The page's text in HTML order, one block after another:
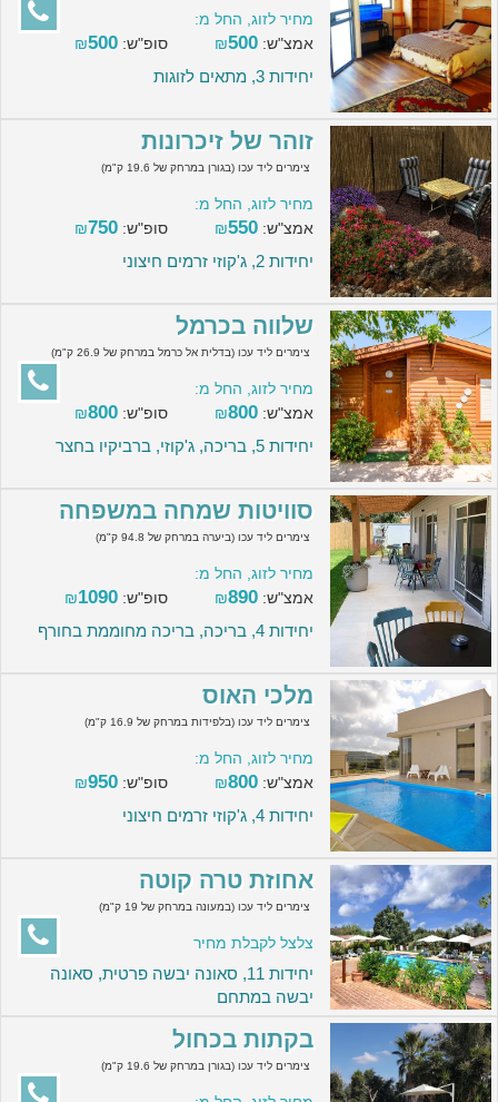
מחיר לזוג, החל מ:
אמצ"ש:
₪500 סופ"ש: ₪500
יחידות 3, מתאים לזוגות
זוהר של זיכרונות
צימרים ליד עכו (בגורן במרחק של 19.6 ק"מ)
מחיר לזוג, החל מ:
אמצ"ש:
₪550 סופ"ש: ₪750
יחידות 2, ג'קוזי זרמים חיצוני
שלווה בכרמל
צימרים ליד עכו (בדלית אל כרמל במרחק של 26.9 ק"מ)
מחיר לזוג, החל מ:
אמצ"ש:
₪800 סופ"ש: ₪800
יחידות 5, בריכה, ג'קוזי, ברביקיו בחצר
סוויטות שמחה במשפחה
צימרים ליד עכו (ביערה במרחק של 94.8 ק"מ)
מחיר לזוג, החל מ:
אמצ"ש:
₪890 סופ"ש: ₪1090
יחידות 4, בריכה, בריכה מחוממת בחורף
מלכי האוס
צימרים ליד עכו (בלפידות במרחק של 16.9 ק"מ)
מחיר לזוג, החל מ:
אמצ"ש:
₪800 סופ"ש: ₪950
יחידות 4, ג'קוזי זרמים חיצוני
אחוזת טרה קוטה
צימרים ליד עכו (במעונה במרחק של 19 ק"מ)
צלצל לקבלת מחיר
יחידות 11, סאונה יבשה פרטית, סאונה
יבשה במתחם
בקתות בכחול
צימרים ליד עכו (בגורן במרחק של 19.6 ק"מ)